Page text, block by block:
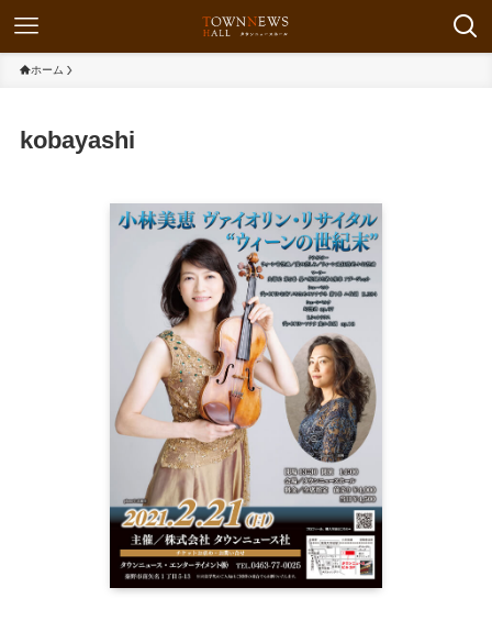
ホーム
kobayashi